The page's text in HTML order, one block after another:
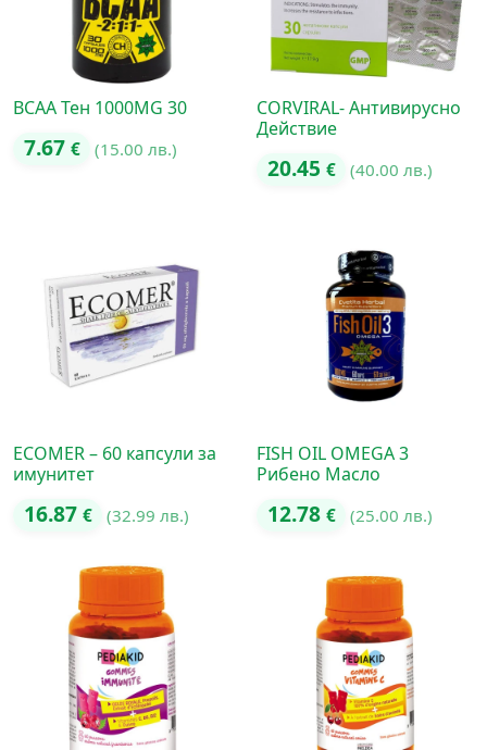
BCAA Тен 1000MG 30
7.67 € (15.00 лв.)
CORVIRAL- Антивирусно
Действие
20.45 € (40.00 лв.)
ECOMER – 60 капсули за
имунитет
16.87 € (32.99 лв.)
FISH OIL OMEGA 3
Рибено Масло
12.78 € (25.00 лв.)